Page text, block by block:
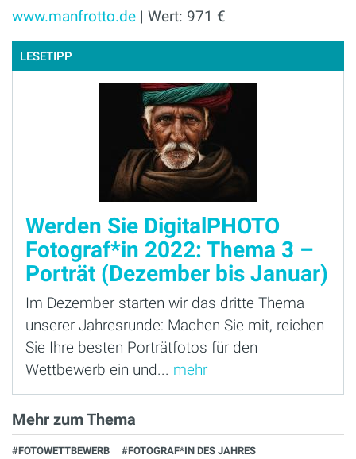
www.manfrotto.de | Wert: 971 €
LESETIPP
Werden Sie DigitalPHOTO
Fotograf*in 2022: Thema 3 –
Porträt (Dezember bis Januar)
Im Dezember starten wir das dritte Thema
unserer Jahresrunde: Machen Sie mit, reichen
Sie Ihre besten Porträtfotos für den
Wettbewerb ein und... mehr
Mehr zum Thema
#FOTOWETTBEWERB #FOTOGRAF*IN DES JAHRES